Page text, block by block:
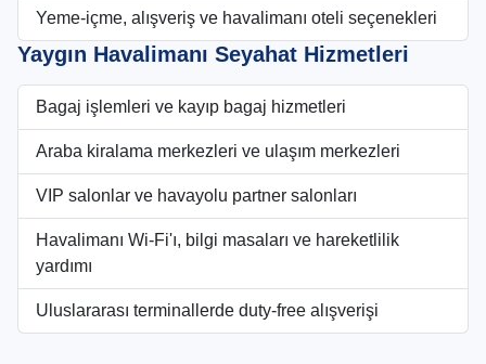
Yeme-içme, alışveriş ve havalimanı oteli seçenekleri
Yaygın Havalimanı Seyahat Hizmetleri
Bagaj işlemleri ve kayıp bagaj hizmetleri
Araba kiralama merkezleri ve ulaşım merkezleri
VIP salonlar ve havayolu partner salonları
Havalimanı Wi-Fi'ı, bilgi masaları ve hareketlilik
yardımı
Uluslararası terminallerde duty-free alışverişi